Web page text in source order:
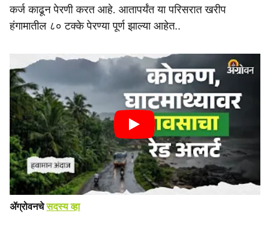
कर्ज काढून पेरणी करत आहे. आतापर्यंत या परिसरात खरीप
हंगामातील ८० टक्के पेरण्या पूर्ण झाल्या आहेत..
ॲग्रोवनचेसदस्य व्हा